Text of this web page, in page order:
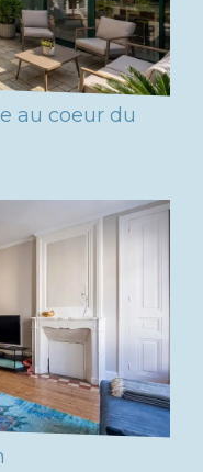
au coeur du